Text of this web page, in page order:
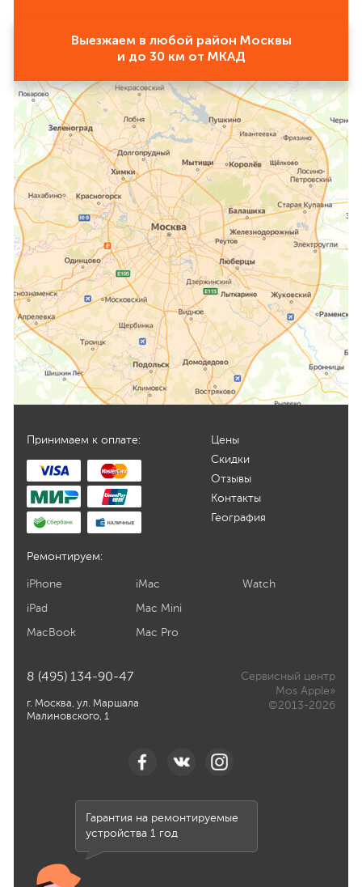
Выезжаем в любой район Москвы
и до 30 км от МКАД
Принимаем к оплате:
Цены
Скидки
Отзывы
Контакты
География
Ремонтируем:
iPhone
iPad
MacBook
iMac
Mac Mini
Mac Pro
Watch
8 (495) 134-90-47
г. Москва, ул. Маршала
Малиновского, 1
Сервисный центр
Mos Apple»
©2013-2026
Гарантия на ремонтируемые
устройства 1 год